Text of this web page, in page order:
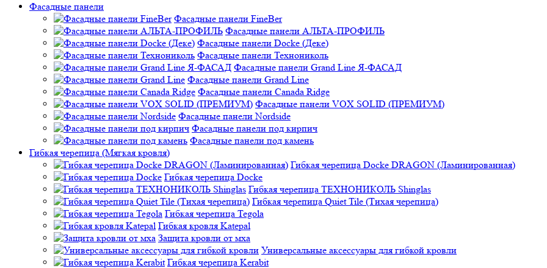
Фасадные панели
Фасадные панели FineBer
Фасадные панели АЛЬТА-ПРОФИЛЬ
Фасадные панели Docke (Деке)
Фасадные панели Технониколь
Фасадные панели Grand Line Я-ФАСАД
Фасадные панели Grand Line
Фасадные панели Canada Ridge
Фасадные панели VOX SOLID (ПРЕМИУМ)
Фасадные панели Nordside
Фасадные панели под кирпич
Фасадные панели под камень
Гибкая черепица (Мягкая кровля)
Гибкая черепица Docke DRAGON (Ламинированная)
Гибкая черепица Docke
Гибкая черепица ТЕХНОНИКОЛЬ Shinglas
Гибкая черепица Quiet Tile (Тихая черепица)
Гибкая черепица Tegola
Гибкая кровля Katepal
Защита кровли от мха
Универсальные аксессуары для гибкой кровли
Гибкая черепица Kerabit